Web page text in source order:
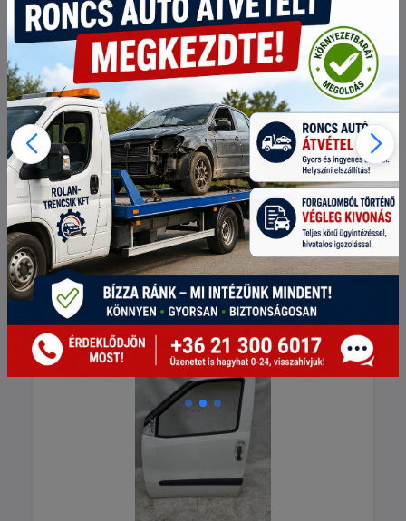
Cikkszám:51810549
Eredeti ár: 100 000 Ft
Akciós ár:
90 000 Ft darab
Személyes átvétel esetén telephelyi készleten lévő
termékekre 10% kedvezményt adunk!
Kosárba teszem
216444 Fiat Doblo 2009-2022,
Opel Combo 2012-2018 bal első
ajtó